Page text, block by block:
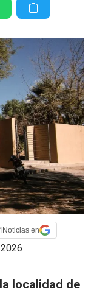
en
localidad de